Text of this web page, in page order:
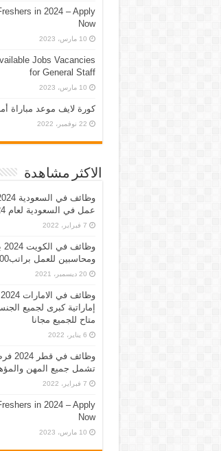
in 2024 – Apply
Now
10 مارس، 2023
Jobs Vacancies
for General Staff
10 مارس، 2023
كورة لايف موعد مباراة
22 نوفمبر، 2022
الاكثر مشاهدة
عمل في السعودية لعام 2024
7 فبراير، 2022
ومحاسبين للعمل براتب600 دينار
20 ديسمبر، 2021
إماراتية كبرى لجميع
متاح للجميع مجانا
6 يناير، 2022
تشمل جميع المهن
7 فبراير، 2022
in 2024 – Apply
Now
10 مارس، 2023